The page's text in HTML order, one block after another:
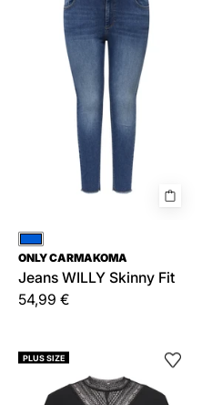
Skinny
Fit
Blau
ONLY CARMAKOMA
Jeans WILLY Skinny Fit
54,99 €
Langarmshirt
CARTILDE
aus
PLUS SIZE